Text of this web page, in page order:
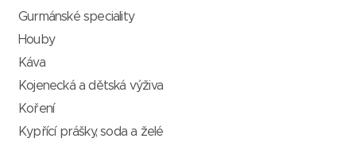
Gurmánské speciality
Houby
Káva
Kojenecká a dětská výživa
Koření
Kypřící prášky, soda a želé